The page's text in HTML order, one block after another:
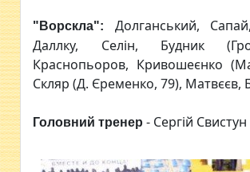
"Ворскла": Долганський,
Даллку, Селін, Будник
Краснопьоров, Кривошеєнко
Скляр (Д. Єременко, 79), Матвєєв,
Головний тренер- Сергій Свистун